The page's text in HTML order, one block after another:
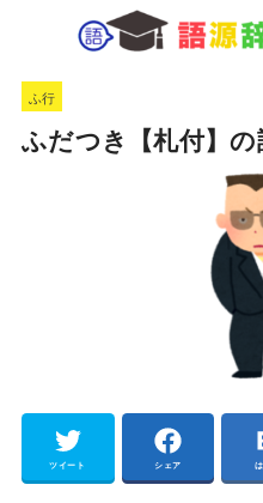
ふ行
ふだつき【札付】
ツイート シェア